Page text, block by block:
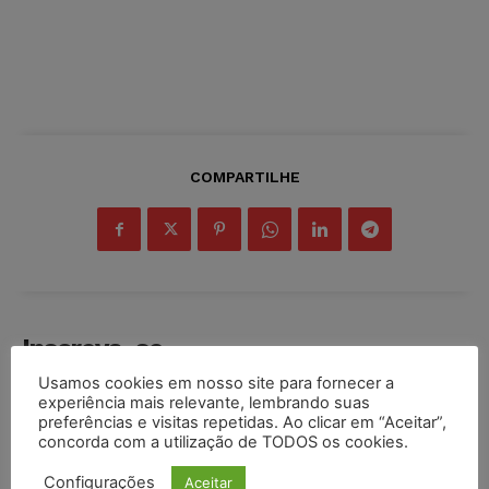
COMPARTILHE
Inscreva-se
INSCREVER
Usamos cookies em nosso site para fornecer a
experiência mais relevante, lembrando suas
preferências e visitas repetidas. Ao clicar em “Aceitar”,
concorda com a utilização de TODOS os cookies.
Configurações Aceitar